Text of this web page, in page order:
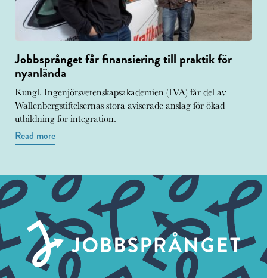
Jobbsprånget får finansiering till praktik för
nyanlända
Kungl. Ingenjörsvetenskapsakademien (IVA) får del av
Wallenbergstiftelsernas stora aviserade anslag för ökad
utbildning för integration.
Read more